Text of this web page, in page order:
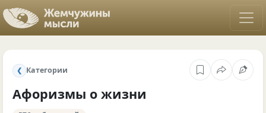
❮ Категории
Афоризмы о жизни